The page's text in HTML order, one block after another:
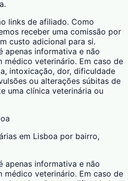
links de afiliado. Como
receber uma comissão por
custo adicional para si.
apenas informativa e não
médico veterinário. Em caso de
intoxicação, dor, dificuldade
ou alterações súbitas de
uma clínica veterinária ou
em Lisboa por bairro,
apenas informativa e não
médico veterinário. Em caso de